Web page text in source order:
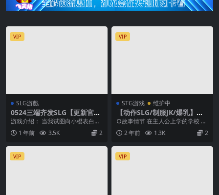
VIP
SLG游戲
0524三端齐发SLG【更新官
中】超简单的黑杰克 横刀夺爱
的21点脱衣啪啪扑克 Simple
Black Jack【官方中文】
游戏介绍： 当我试图向小樱表白
时，另一个叫莫莫的女孩挡住了我
的去路 “如果你和小...
1 年前 3.5K 2
VIP
STG游戏 维护中
【动作SLG/制服JK/爆乳】炸
弹猫（ばくだんねこ）【安卓
○故事情节 在主人公上学的学校 流
行着一个叫做「炸弹猫」的 稍微有
些H的游戏。 ...
2 年前 1.3K 2
VIP VIP